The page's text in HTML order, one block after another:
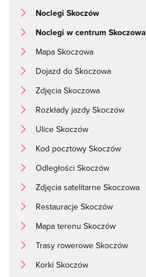
Noclegi Skoczów
Noclegi w centrum Skoczowa
Mapa Skoczowa
Dojazd do Skoczowa
Zdjęcia Skoczowa
Rozkłady jazdy Skoczów
Ulice Skoczów
Kod pocztowy Skoczów
Odległości Skoczów
Zdjęcia satelitarne Skoczowa
Restauracje Skoczów
Mapa terenu Skoczów
Trasy rowerowe Skoczów
Korki Skoczów